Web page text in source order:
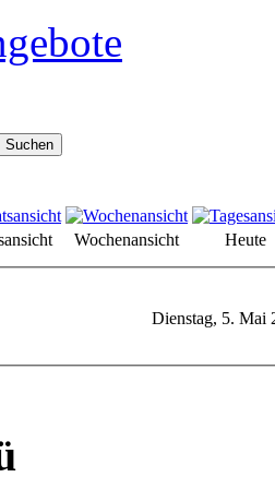
Wochenansicht
Heute
Dienstag, 5. Mai